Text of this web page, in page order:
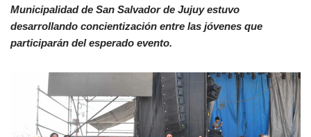
Municipalidad de San Salvador de Jujuy estuvo
desarrollando concientización entre las jóvenes que
participarán del esperado evento.